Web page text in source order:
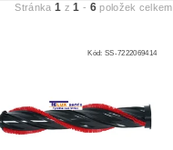
Stránka1 z1 - 6položek celkem
Kód:SS-7222069414